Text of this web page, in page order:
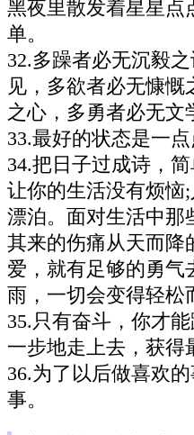
黑夜里散发着星星点
单。
32.多躁者必无沉毅
见，多欲者必无慷
之心，多勇者必无文
33.最好的状态是一
34.把日子过成诗，
让你的生活没有烦恼
漂泊。面对生活中那
其来的伤痛从天而降
爱，就有足够的勇气
雨，一切会变得轻松
35.只有奋斗，你才
一步地走上去，获得
36.为了以后做喜欢
事。